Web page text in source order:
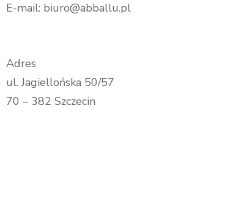
E-mail: biuro@abballu.pl
Adres
ul. Jagiellońska 50/57
70 – 382 Szczecin